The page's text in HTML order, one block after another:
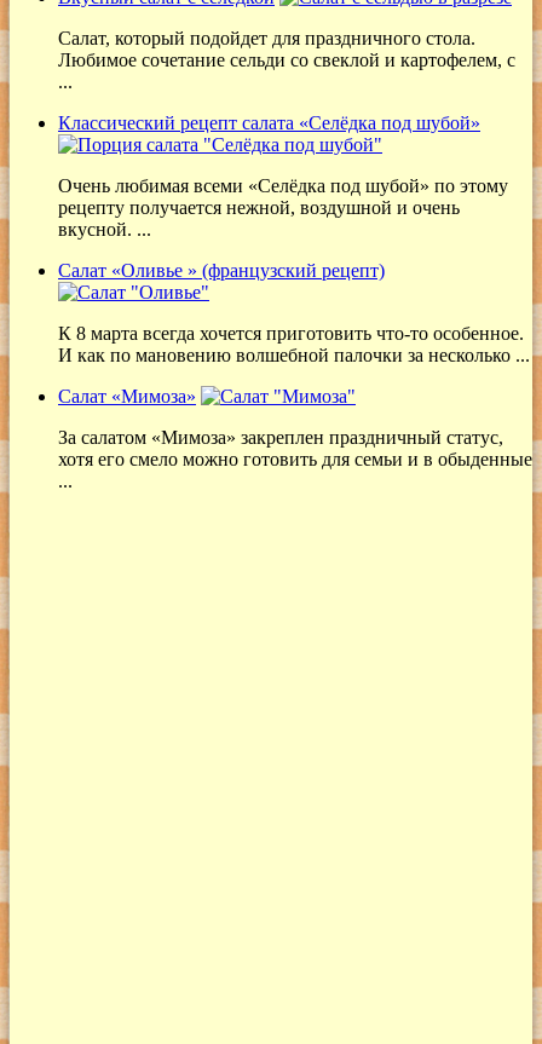
Салат, который подойдет для праздничного стола.
Любимое сочетание сельди со свеклой и картофелем, с
...
Классический рецепт салата «Селёдка под шубой»
Очень любимая всеми «Селёдка под шубой» по этому
рецепту получается нежной, воздушной и очень
вкусной. ...
Салат «Оливье » (французский рецепт)
К 8 марта всегда хочется приготовить что-то особенное.
И как по мановению волшебной палочки за несколько ...
Салат «Мимоза»
За салатом «Мимоза» закреплен праздничный статус,
хотя его смело можно готовить для семьи и в обыденные
...